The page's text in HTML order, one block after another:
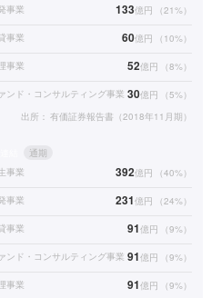
事業 133億円 （21%）
事業 60億円 （ 10%）
事業 52億円 （8%）
ンド・コンサルティング事業 30億円 （5%）
出所： 有価証券報告書（2018年11月期）
通期
事業
392億円 （40%）
事業 231億円 （24%）
事業 91億円 （9%）
ンド・コンサルティング事業 91億円 （9%）
事業 91億円 （9%）